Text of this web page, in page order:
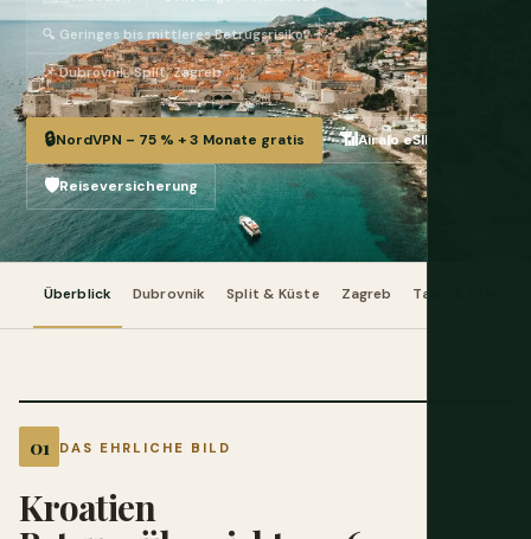
🔍 Geringes bis mittleres Betrugsrisiko
📌 Dubrovnik, Split, Zagreb
🔒NordVPN – 75 % + 3 Monate gratis 📶Airalo eSIM
🛡️Reiseversicherung
Überblick Dubrovnik Split & Küste Zagreb Taxis & Fähren
DAS EHRLICHE BILD
Kroatien